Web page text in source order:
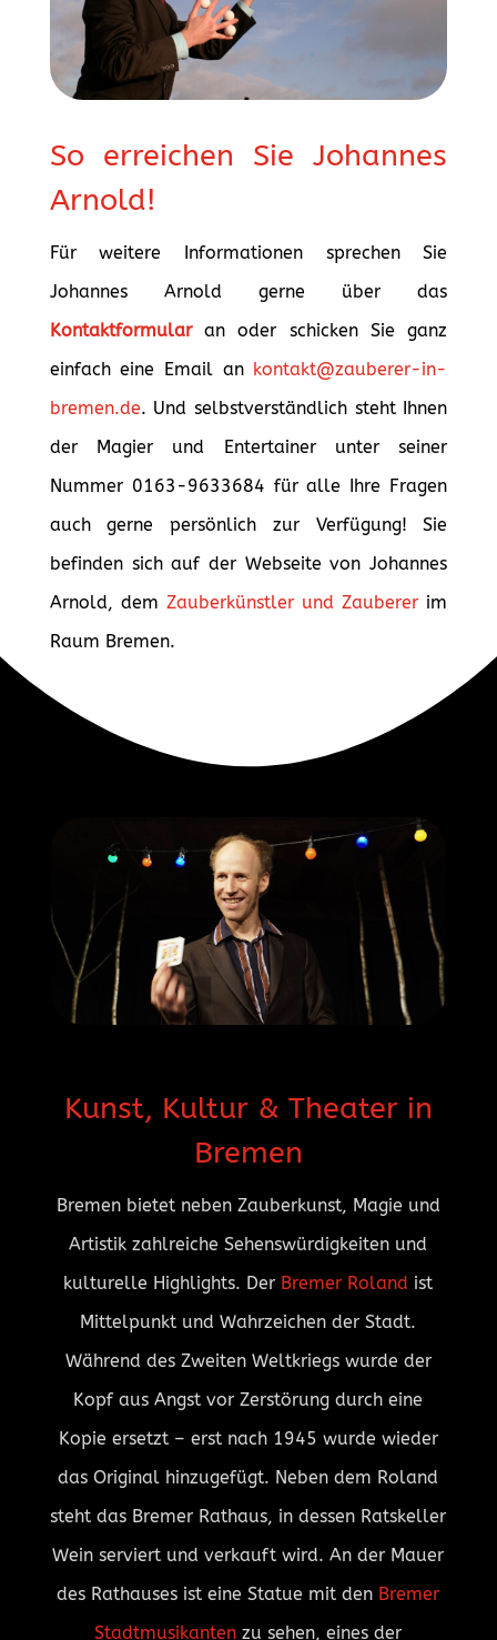
So erreichen Sie Johannes
Arnold!
Für weitere Informationen sprechen Sie
Johannes Arnold gerne über das
Kontaktformularan oder schicken Sie ganz
einfach eine Email an kontakt@zauberer-in-
bremen.de. Und selbstverständlich steht Ihnen
der Magier und Entertainer unter seiner
Nummer 0163-9633684 für alle Ihre Fragen
auch gerne persönlich zur Verfügung! Sie
befinden sich auf der Webseite von Johannes
Arnold, dem Zauberkünstler und Zauberer im
Raum Bremen.
Kunst, Kultur & Theater in
Bremen
Bremen bietet neben Zauberkunst, Magie und
Artistik zahlreiche Sehenswürdigkeiten und
kulturelle Highlights. Der Bremer Roland ist
Mittelpunkt und Wahrzeichen der Stadt.
Während des Zweiten Weltkriegs wurde der
Kopf aus Angst vor Zerstörung durch eine
Kopie ersetzt – erst nach 1945 wurde wieder
das Original hinzugefügt. Neben dem Roland
steht das Bremer Rathaus, in dessen Ratskeller
Wein serviert und verkauft wird. An der Mauer
des Rathauses ist eine Statue mit den Bremer
Stadtmusikanten zu sehen, eines der